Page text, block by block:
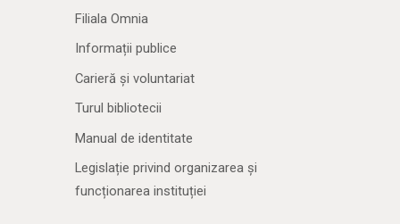
Filiala Omnia
Informații publice
Carieră și voluntariat
Turul bibliotecii
Manual de identitate
Legislație privind organizarea și
funcționarea instituției